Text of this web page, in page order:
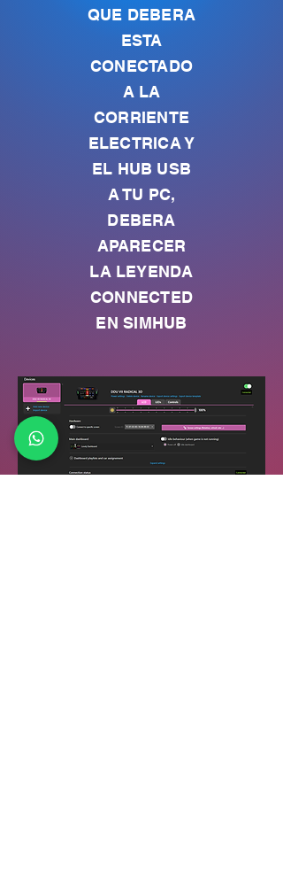
QUE DEBERA
ESTA
CONECTADO
A LA
CORRIENTE
ELECTRICA Y
EL HUB USB
A TU PC,
DEBERA
APARECER
LA LEYENDA
CONNECTED
EN SIMHUB